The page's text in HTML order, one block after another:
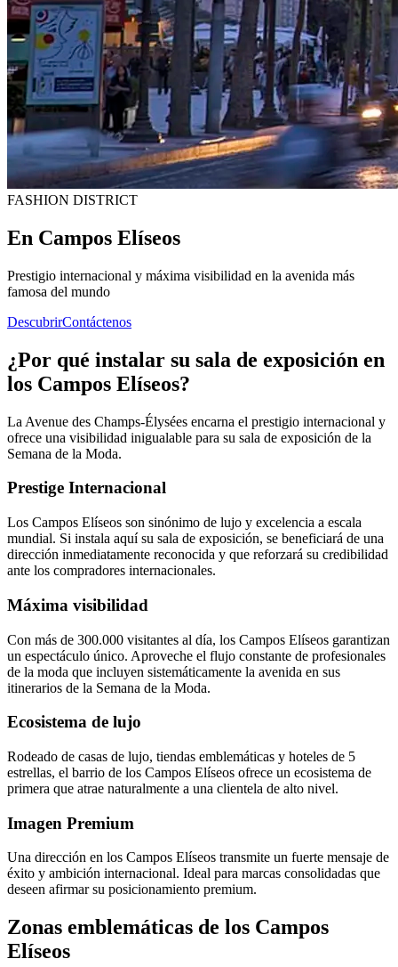
FASHION DISTRICT
En Campos Elíseos
Prestigio internacional y máxima visibilidad en la avenida más
famosa del mundo
DescubrirContáctenos
¿Por qué instalar su sala de exposición en
los Campos Elíseos?
La Avenue des Champs-Élysées encarna el prestigio internacional y
ofrece una visibilidad inigualable para su sala de exposición de la
Semana de la Moda.
Prestige Internacional
Los Campos Elíseos son sinónimo de lujo y excelencia a escala
mundial. Si instala aquí su sala de exposición, se beneficiará de una
dirección inmediatamente reconocida y que reforzará su credibilidad
ante los compradores internacionales.
Máxima visibilidad
Con más de 300.000 visitantes al día, los Campos Elíseos garantizan
un espectáculo único. Aproveche el flujo constante de profesionales
de la moda que incluyen sistemáticamente la avenida en sus
itinerarios de la Semana de la Moda.
Ecosistema de lujo
Rodeado de casas de lujo, tiendas emblemáticas y hoteles de 5
estrellas, el barrio de los Campos Elíseos ofrece un ecosistema de
primera que atrae naturalmente a una clientela de alto nivel.
Imagen Premium
Una dirección en los Campos Elíseos transmite un fuerte mensaje de
éxito y ambición internacional. Ideal para marcas consolidadas que
deseen afirmar su posicionamiento premium.
Zonas emblemáticas de los Campos
Elíseos